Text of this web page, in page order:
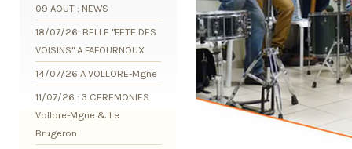
09 AOUT : NEWS
18/07/26: BELLE "FETE DES
VOISINS" A FAFOURNOUX
14/07/26 A VOLLORE-Mgne
11/07/26 : 3 CEREMONIES
Vollore-Mgne & Le
Brugeron